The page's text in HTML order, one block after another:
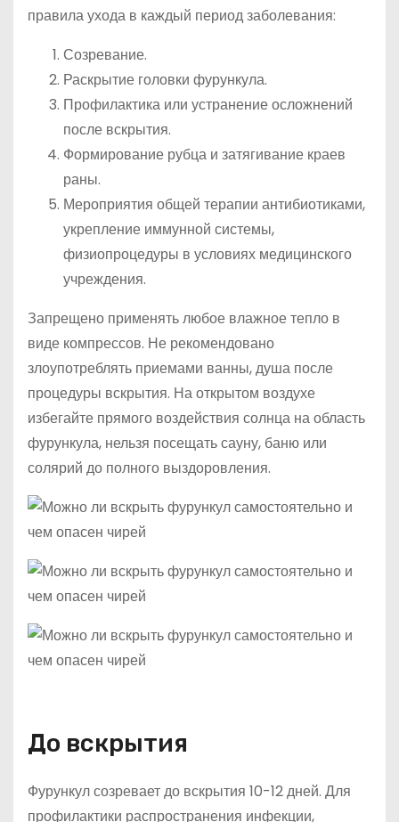
правила ухода в каждый период заболевания:
Созревание.
Раскрытие головки фурункула.
Профилактика или устранение осложнений
после вскрытия.
Формирование рубца и затягивание краев
раны.
Мероприятия общей терапии антибиотиками,
укрепление иммунной системы,
физиопроцедуры в условиях медицинского
учреждения.
Запрещено применять любое влажное тепло в
виде компрессов. Не рекомендовано
злоупотреблять приемами ванны, душа после
процедуры вскрытия. На открытом воздухе
избегайте прямого воздействия солнца на область
фурункула, нельзя посещать сауну, баню или
солярий до полного выздоровления.
До вскрытия
Фурункул созревает до вскрытия 10-12 дней. Для
профилактики распространения инфекции,